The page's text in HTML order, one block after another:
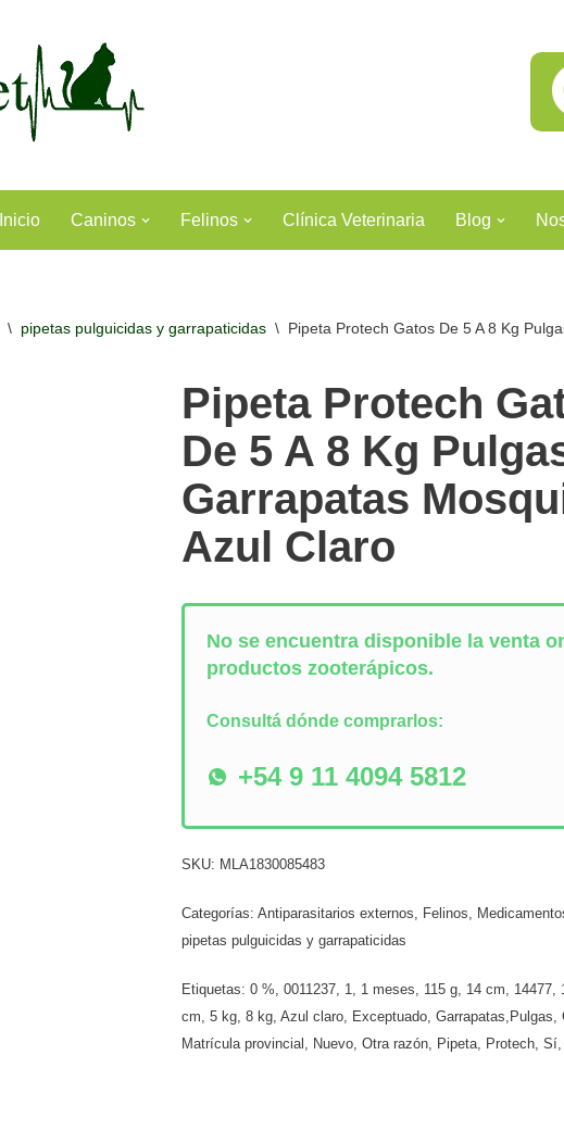
Inicio Caninos Felinos Clínica Veterinaria Blog
\ pipetas pulguicidas y garrapaticidas \ Pipeta Protech Gatos De 5 A 8 Kg
Pipeta Protech
De 5 A 8 Kg
Garrapatas
Azul Claro
No se encuentra disponible la venta
productos zooterápicos.
Consultá dónde comprarlos:
+54 9 11 4094 5812
SKU: MLA1830085483
Categorías:Antiparasitarios externos, Felinos,
pipetas pulguicidas y garrapaticidas
Etiquetas:0 %,0011237, 1, 1 meses, 115 g, 14 cm, 14477,
cm,5 kg,8 kg,Azul claro, Exceptuado,Garrapatas,Pulgas,
Matrícula provincial , Nuevo,Otra razón, Pipeta, Protech,Sí,